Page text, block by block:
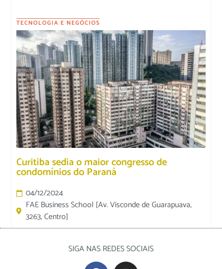
TECNOLOGIA E NEGÓCIOS
Curitiba sedia o maior congresso de
condomínios do Paraná
04/12/2024
FAE Business School [Av. Visconde de Guarapuava,
3263, Centro]
SIGA NAS REDES SOCIAIS